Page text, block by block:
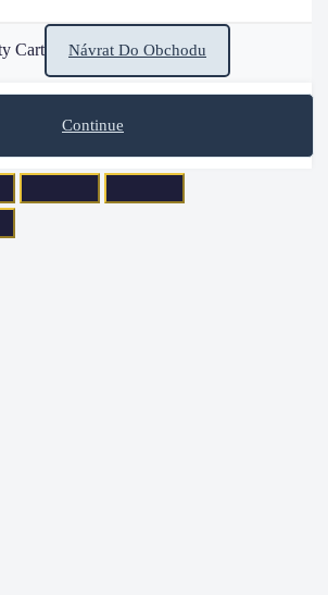
Cart Návrat Do Obchodu
Continue